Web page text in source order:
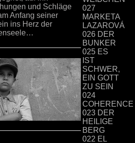
und Schläge
Anfang seiner
ins Herz der
027
MARKETA
LAZAROVÁ
026 DER
BUNKER
025 ES
IST
SCHWER,
EIN GOTT
ZU SEIN
024
COHERENCE
023 DER
HEILIGE
BERG
022 EL